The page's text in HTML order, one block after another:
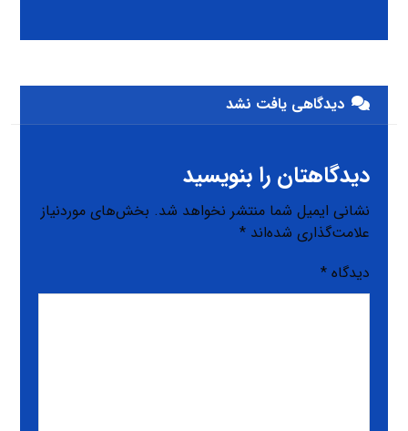
دیدگاهی یافت نشد
دیدگاهتان را بنویسید
نشانی ایمیل شما منتشر نخواهد شد. بخش‌های موردنیاز
علامت‌گذاری شده‌اند*
دیدگاه*